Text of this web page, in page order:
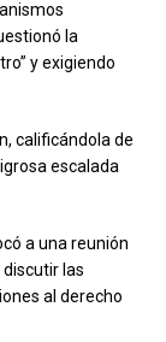
la
y exigiendo
calificándola de
escalada
a una reunión
las
al derecho